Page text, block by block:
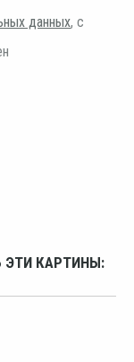
данных, с
ЭТИ КАРТИНЫ: